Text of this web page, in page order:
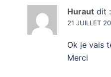
Huraut dit :
21 JUILLET
Ok je vais
Merci